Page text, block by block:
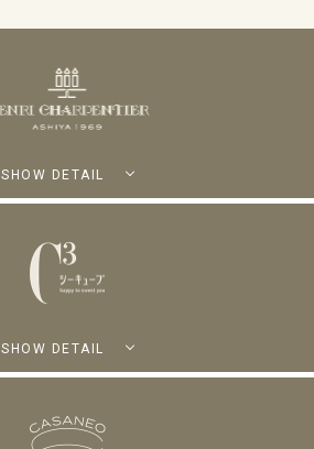
SHOW DETAIL
SHOW DETAIL